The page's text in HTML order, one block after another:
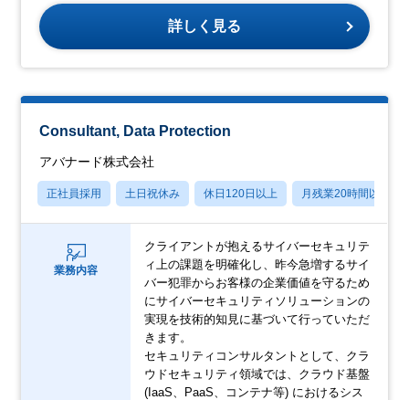
詳しく見る
Consultant, Data Protection
アバナード株式会社
正社員採用 土日祝休み 休日120日以上 月残業20時間以内
業務内容
クライアントが抱えるサイバーセキュリテ
ィ上の課題を明確化し、昨今急増するサイ
バー犯罪からお客様の企業価値を守るため
にサイバーセキュリティソリューションの
実現を技術的知見に基づいて行っていただ
きます。
セキュリティコンサルタントとして、クラ
ウドセキュリティ領域では、クラウド基盤
(IaaS、PaaS、コンテナ等) におけるシス